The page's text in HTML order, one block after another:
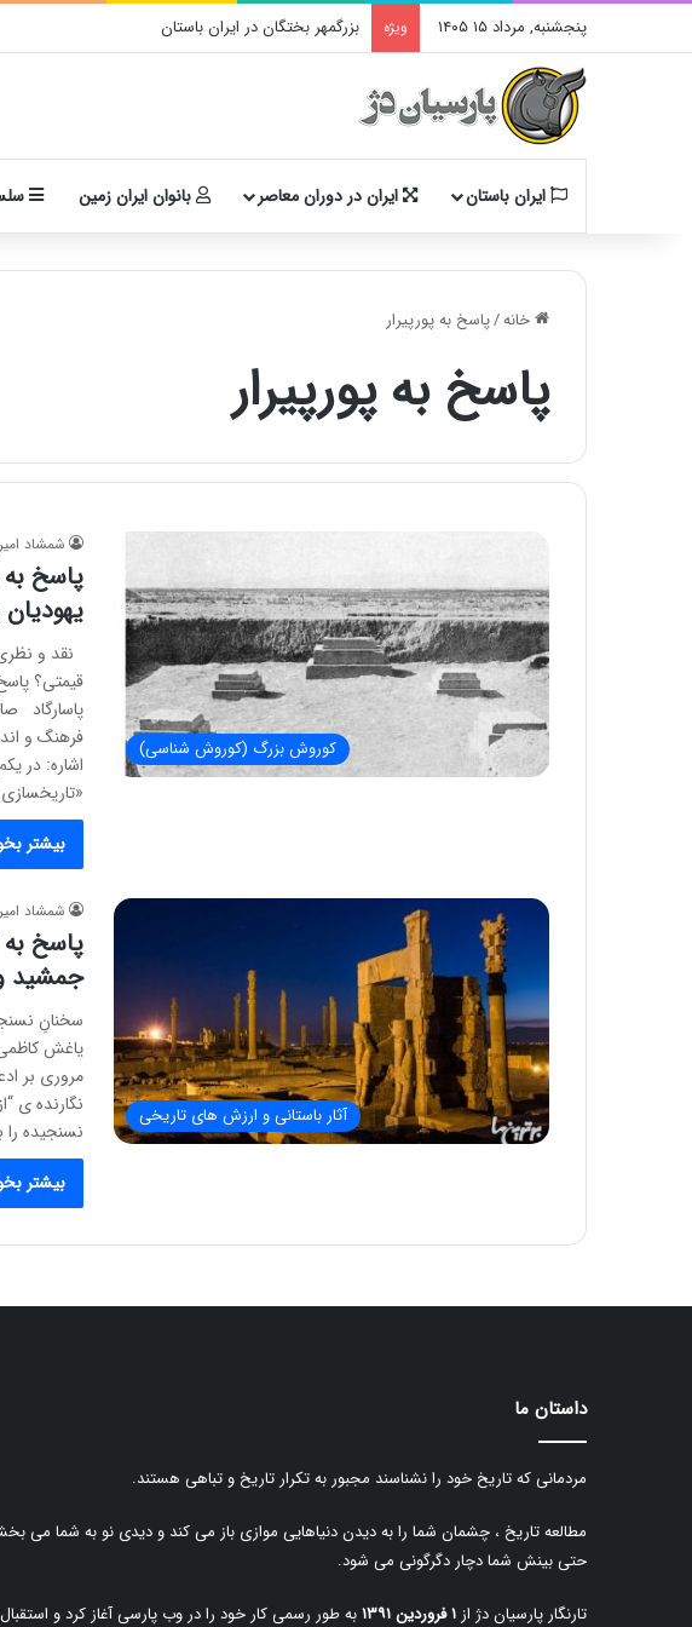
پنجشنبه, مرداد ۱۵ ۱۴۰۵ ویژه بزرگمهر بختگان در ایران باستان
ایران باستان ایران در دوران معاصر بانوان ایران زمین
خانه/پاسخ به پورپیرار
پاسخ به پورپیرار
کوروش بزرگ (کوروش شناسی)
شمشاد
پاسخ به
یهودیان
نقد و
قیمتی؟
پاسارگاد
فرهنگ و
اشاره: در
بیشتر
آثار باستانی و ارزش های تاریخی
شمشاد
پاسخ
جمشید
سخنانِ
یاغش
مروری بر
نگارنده ی
نسنجیده را
بیشتر
داستان ما
مردمانی که تاریخ خود را نشناسند مجبور به تکرار تاریخ و تباهی هستند.
مطالعه تاریخ ، چشمان شما را به دیدن دنیاهایی موازی باز می کند و دیدی نو به شما می
حتی بینش شما دچار دگرگونی می شود.
تارنگار پارسیان دژ از ۱ فروردین ۱۳۹۱ به طور رسمی کار خود را در وب پارسی آغاز کرد و